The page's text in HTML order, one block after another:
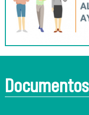
Documentos